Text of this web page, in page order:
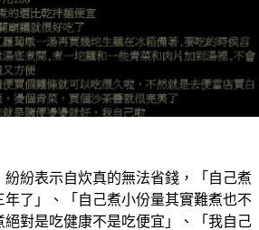
紛表示自炊真的無法省錢，「自己煮
了」、「自己煮小份量其實難煮也不
對是吃健康不是吃便宜」、「我自己